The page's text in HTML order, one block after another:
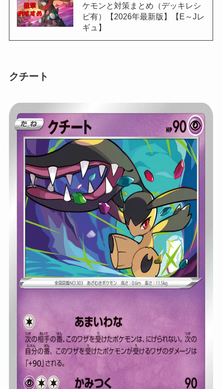
ケモンと対策まとめ（デッキレシ
ピ有）【2026年最新版】【E～Jレ
ギュ】
クチート